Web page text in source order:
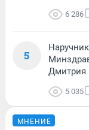
6 286
5
Дмитрия
5 035
МНЕНИЕ